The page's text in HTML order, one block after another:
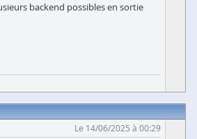
backend possibles en sortie
Le 14/06/2025 à 00:29